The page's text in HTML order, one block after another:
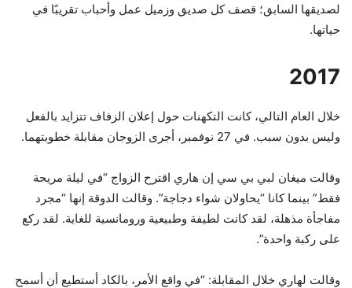
لصديقها السابق؛ قصف كل صديق وزميل عمل وأحباب تقريبًا في
حياتها.
2017
خلال العام التالي، كانت التكهنات حول إعلان الزفاف تتزايد بالفعل
وليس بدون سبب. في 27 نوفمبر، أجرى الزوجان مقابلة خطوبتهما.
وقالت ميغان لبي بي سي إن هاري اقترح الزواج “في ليلة مريحة
فقط” بينما كانا “يحاولان شواء دجاجة”. وقالت الدوقة إنها “مجرد
مفاجأة مذهلة، لقد كانت لطيفة وطبيعية ورومانسية للغاية. لقد ركع
على ركبة واحدة”.
وقالت لهاري خلال المقابلة: “في واقع الأمر، بالكاد أستطيع أن أسمح